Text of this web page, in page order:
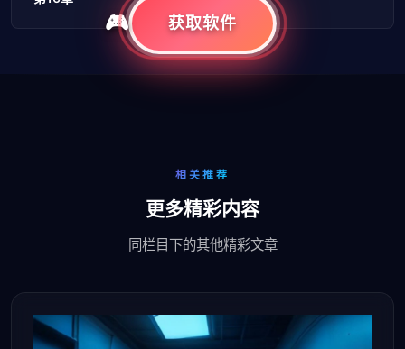
相关推荐
更多精彩内容
同栏目下的其他精彩文章
获取软件